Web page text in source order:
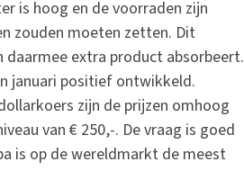
is hoog en de voorraden zijn
zouden moeten zetten. Dit
extra product absorbeert.
januari positief ontwikkeld.
zijn de prijzen omhoog
van € 250,-. De vraag is goed
is op de wereldmarkt de meest